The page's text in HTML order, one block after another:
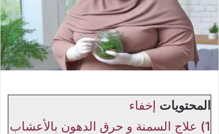
المحتويات إخفاء
1)
علاج السمنة و حرق الدهون بالأعشاب